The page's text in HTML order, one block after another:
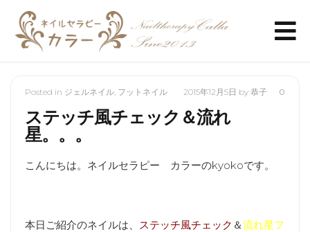
0
Posted in ジェルネイル フットネイル 2015年12月5日 by 恭子
ステッチ風チェック＆流れ
星。。。
こんにちは。ネイルセラピー カラーのkyokoです。
本日ご紹介のネイルは、 ステッチ風チェック ＆流れ星フ